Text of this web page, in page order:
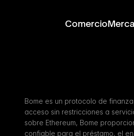
Comercio
Bome es un protocolo de
acceso sin restricciones a
sobre Ethereum, Bome
confiable para el préstamo, el